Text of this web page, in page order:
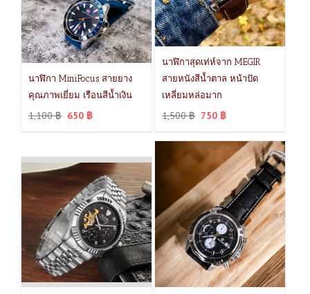
นาฬิกา MiniFocus สายยาง
คุณภาพเยี่ยม เรือนสีน้ำเงิน
1,100฿ 650 ฿
นาฬิกาสุดเท่ห์จาก MEGIR
สายหนังสีน้ำตาล หน้าปัด
เหลี่ยมหล่อมาก
1,500฿ 750 ฿